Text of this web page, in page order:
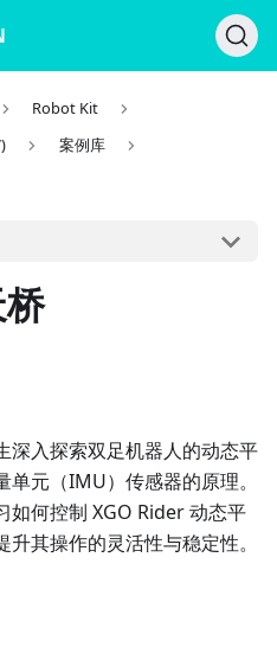
Robot Kit
案例库
深入探索双足机器人的动态平
元（IMU）传感器的原理。
如何控制 XGO Rider 动态平
其操作的灵活性与稳定性。